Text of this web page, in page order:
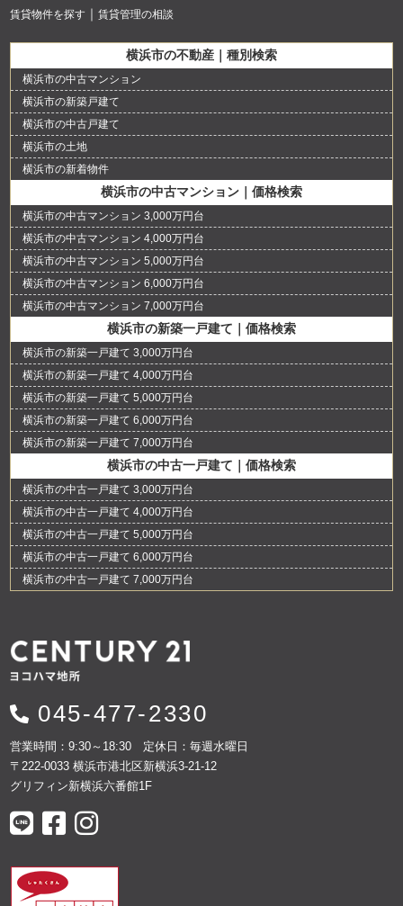
賃貸物件を探す 賃貸管理の相談
横浜市の不動産｜種別検索
横浜市の中古マンション
横浜市の新築戸建て
横浜市の中古戸建て
横浜市の土地
横浜市の新着物件
横浜市の中古マンション｜価格検索
横浜市の中古マンション 3,000万円台
横浜市の中古マンション 4,000万円台
横浜市の中古マンション 5,000万円台
横浜市の中古マンション 6,000万円台
横浜市の中古マンション 7,000万円台
横浜市の新築一戸建て｜価格検索
横浜市の新築一戸建て 3,000万円台
横浜市の新築一戸建て 4,000万円台
横浜市の新築一戸建て 5,000万円台
横浜市の新築一戸建て 6,000万円台
横浜市の新築一戸建て 7,000万円台
横浜市の中古一戸建て｜価格検索
横浜市の中古一戸建て 3,000万円台
横浜市の中古一戸建て 4,000万円台
横浜市の中古一戸建て 5,000万円台
横浜市の中古一戸建て 6,000万円台
横浜市の中古一戸建て 7,000万円台
045-477-2330
営業時間：9:30～18:30 定休日：毎週水曜日
〒222-0033 横浜市港北区新横浜3-21-12
グリフィン新横浜六番館1F